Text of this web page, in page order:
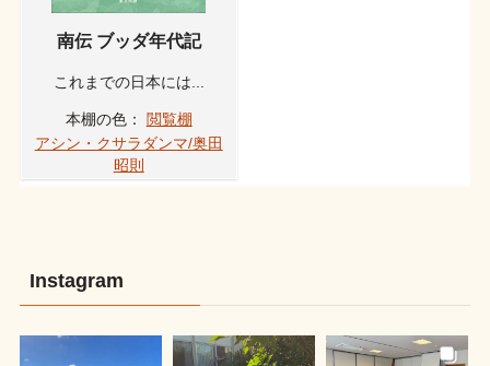
南伝 ブッダ年代記
これまでの日本には...
本棚の色： 閲覧棚
アシン・クサラダンマ/奥田
昭則
Instagram